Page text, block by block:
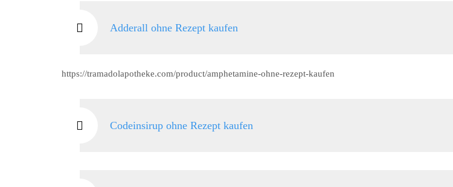
Adderall ohne Rezept kaufen
https://tramadolapotheke.com/product/amphetamine-ohne-rezept-kaufen
Codeinsirup ohne Rezept kaufen